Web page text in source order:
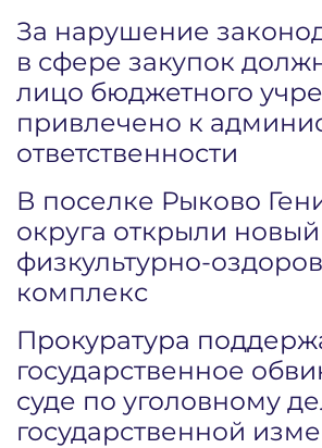
За нарушение
в сфере закупок
лицо бюджетного
привлечено к
ответственности
В поселке Рыково
округа открыли новый
физкультурно-
комплекс
Прокуратура
государственное
суде по уголовному
государственной